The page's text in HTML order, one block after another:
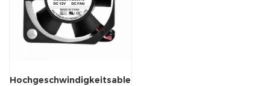
Hochgeschwindigkeitsableiter